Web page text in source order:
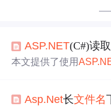
ASP.NET(C#)读
本文提供了使用
演示。
Asp.Net长文件名